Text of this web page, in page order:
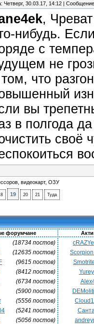
Четверг, 30.03.17, 14:12 |
,
нибудь.
с
не
что
вы
в полгода
своё
видеокарт, ОЗУ
19 20 21 Туда
форумчане
(18734 постов)
(12635 постов)
(9615 постов)
(8412 постов)
(6734 постов)
(5900 постов)
(5556 постов)
(5241 постов)
(5056 постов)